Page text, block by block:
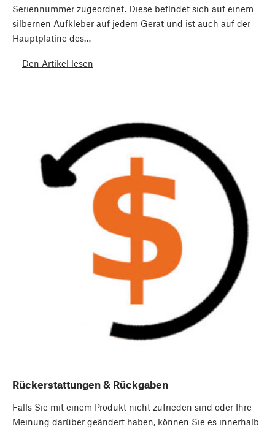
Seriennummer zugeordnet. Diese befindet sich auf einem
silbernen Aufkleber auf jedem Gerät und ist auch auf der
Hauptplatine des…
Den Artikel lesen
Rückerstattungen & Rückgaben
Falls Sie mit einem Produkt nicht zufrieden sind oder Ihre
Meinung darüber geändert haben, können Sie es innerhalb